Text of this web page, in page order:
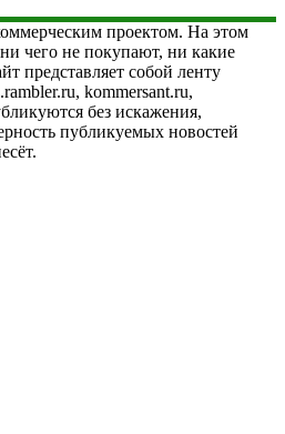
проектом. На этом
чего не покупают, ни какие
представляет собой ленту
kommersant.ru,
без искажения,
публикуемых новостей